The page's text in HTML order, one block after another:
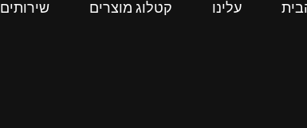
עלינו קטלוג מוצרים שירותים